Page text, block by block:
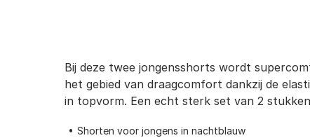
Bij deze twee jongensshorts wordt
het gebied van draagcomfort dankzij de
in topvorm. Een echt sterk set van 2
Shorten voor jongens in nachtblauw